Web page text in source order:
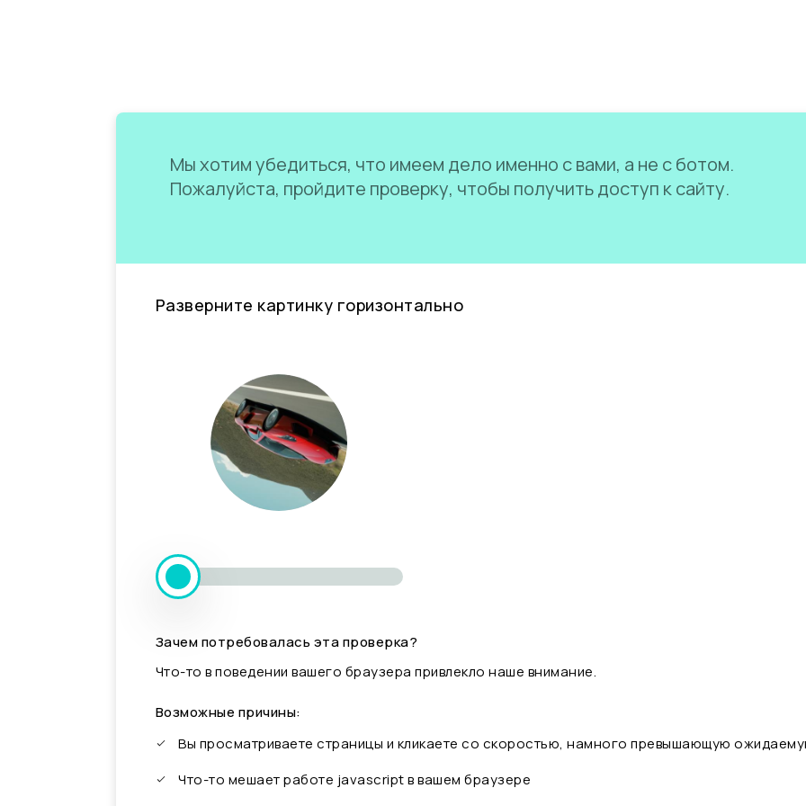
Мы хотим убедиться, что имеем дело именно с вами, а не с ботом.
Пожалуйста, пройдите проверку, чтобы получить доступ к сайту.
Разверните картинку горизонтально
Зачем потребовалась эта проверка?
Что-то в поведении вашего браузера привлекло наше внимание.
Возможные причины:
Вы просматриваете страницы и кликаете со скоростью, намного превышающую
Что-то мешает работе javascript в вашем браузере